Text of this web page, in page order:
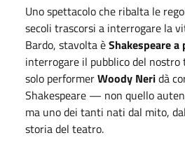
Uno spettacolo che ribalta le
secoli trascorsi a interrogare la
Bardo, stavolta èShakespeare
interrogare il pubblico del nostro
solo performerWoody Neridà
Shakespeare — non quello
ma uno dei tanti nati dal mito,
storia del teatro.